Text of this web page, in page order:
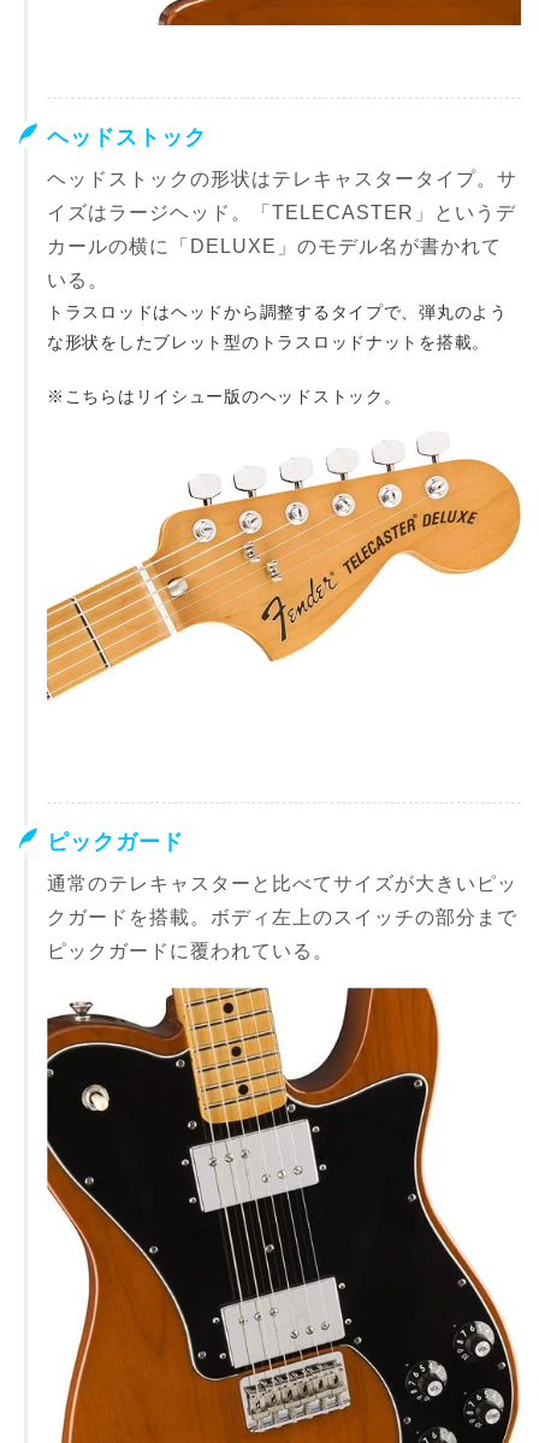
ヘッドストック
ヘッドストックの形状はテレキャスタータイプ。サ
イズはラージヘッド。「TELECASTER」というデ
カールの横に「DELUXE」のモデル名が書かれて
いる。
トラスロッドはヘッドから調整するタイプで、弾丸のよう
な形状をしたブレット型のトラスロッドナットを搭載。
※こちらはリイシュー版のヘッドストック。
ピックガード
通常のテレキャスターと比べてサイズが大きいピッ
クガードを搭載。ボディ左上のスイッチの部分まで
ピックガードに覆われている。